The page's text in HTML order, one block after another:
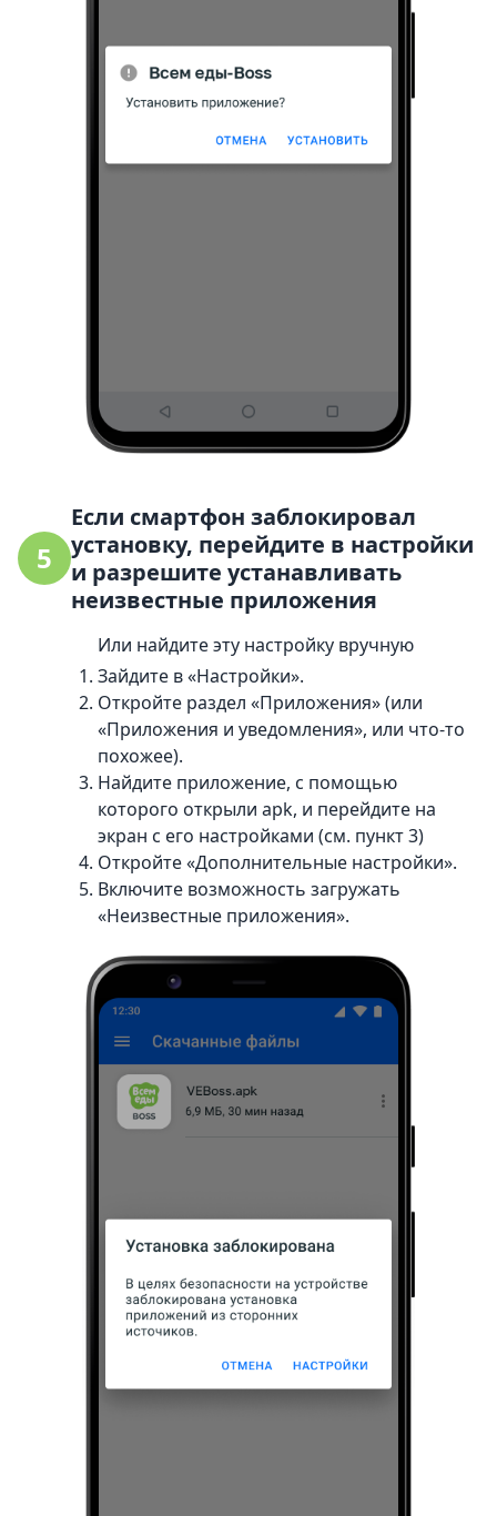
5
Если смартфон заблокировал
установку, перейдите в настройки
и разрешите устанавливать
неизвестные приложения
Или найдите эту настройку вручную
Зайдите в «Настройки».
Откройте раздел «Приложения» (или
«Приложения и уведомления», или что-то
похожее).
Найдите приложение, с помощью
которого открыли apk, и перейдите на
экран с его настройками (см. пункт 3)
Откройте «Дополнительные настройки».
Включите возможность загружать
«Неизвестные приложения».